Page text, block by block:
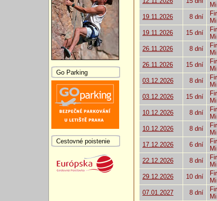
19.11.2026
8 dní
19.11.2026
15 dní
26.11.2026
8 dní
26.11.2026
15 dní
03.12.2026
8 dní
03.12.2026
15 dní
10.12.2026
8 dní
10.12.2026
8 dní
17.12.2026
6 dní
22.12.2026
8 dní
29.12.2026
10 dní
07.01.2027
8 dní
Go Parking
Cestovné poistenie